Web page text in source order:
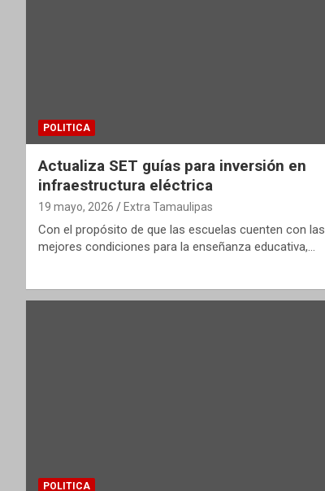
POLITICA
Actualiza SET guías para inversión en
infraestructura eléctrica
19 mayo, 2026 Extra Tamaulipas
Con el propósito de que las escuelas cuenten con las
mejores condiciones para la enseñanza educativa,…
POLITICA